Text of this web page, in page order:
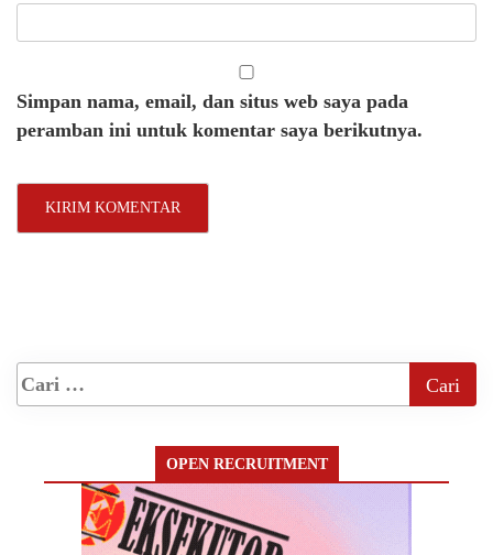
Simpan nama, email, dan situs web saya pada
peramban ini untuk komentar saya berikutnya.
OPEN RECRUITMENT